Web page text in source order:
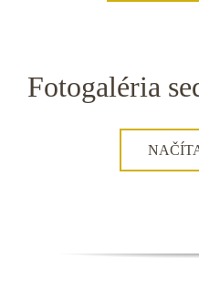
Fotogaléria